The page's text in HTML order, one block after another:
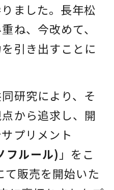
ました。長年松
ね、今改めて、
引き出すことに
研究により、そ
から追求し、開
プリメント
ルール) 」をこ
て販売を開始いた